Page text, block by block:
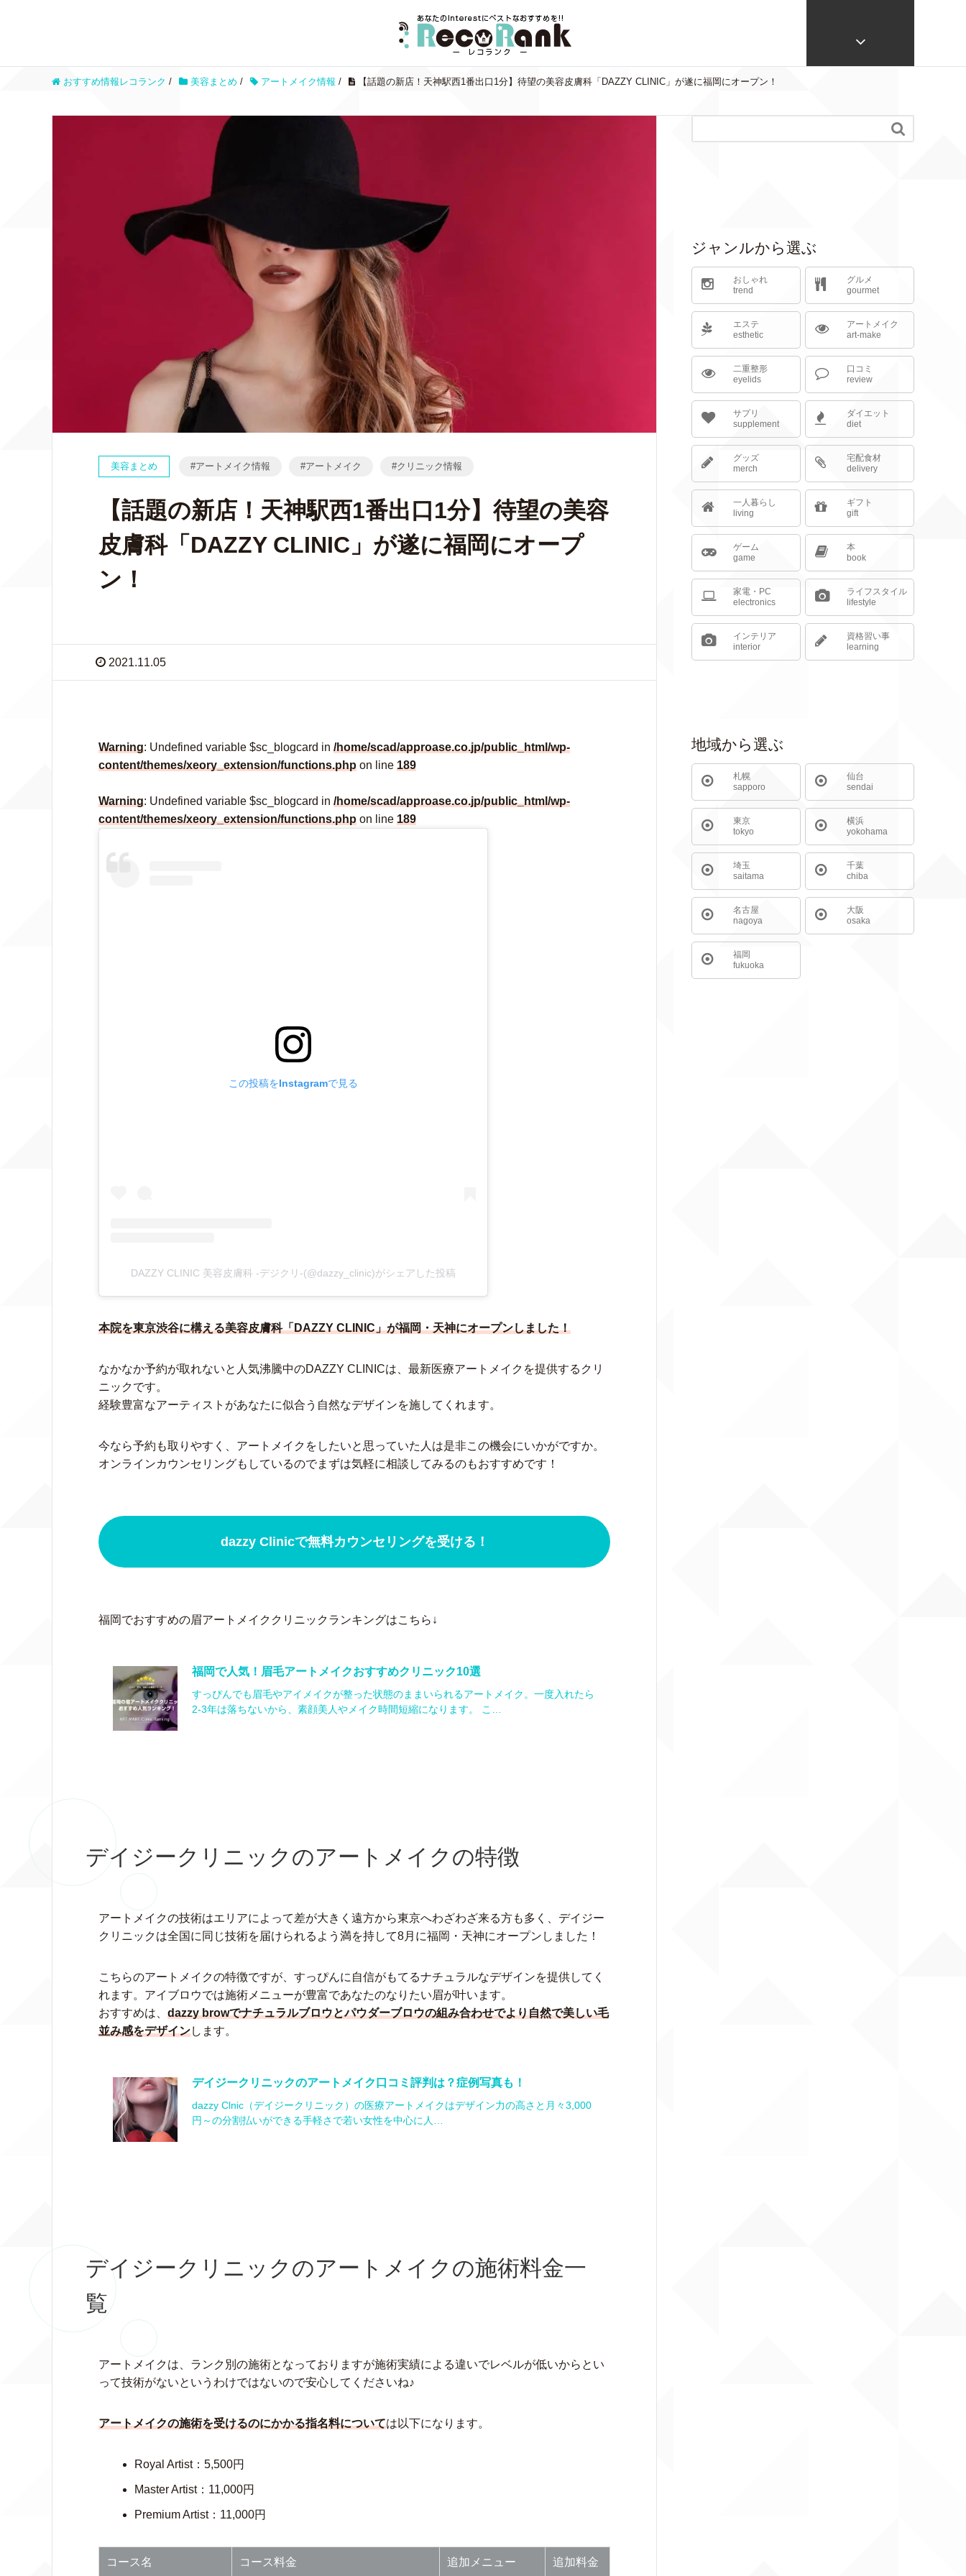
おすすめ情報レコランク / 美容まとめ / アートメイク情報 / 【話題の新店！天神駅西1番出口1分】待望の美容皮膚科「DAZZY CLINIC」が遂に福岡にオープン！
美容まとめ アートメイク情報 アートメイク クリニック情報
【話題の新店！天神駅西1番出口1分】待望の美容
皮膚科「DAZZY CLINIC」が遂に福岡にオープ
ン！
2021.11.05
Warning: Undefined variable $sc_blogcard in /home/scad/approase.co.jp/public_html/wp-
content/themes/xeory_extension/functions.php on line 189
Warning: Undefined variable $sc_blogcard in /home/scad/approase.co.jp/public_html/wp-
content/themes/xeory_extension/functions.php on line 189
この投稿をInstagramで見る
DAZZY CLINIC 美容皮膚科 -デジクリ-(@dazzy_clinic)がシェアした投稿
本院を東京渋谷に構える美容皮膚科「DAZZY CLINIC」が福岡・天神にオープンしました！
なかなか予約が取れないと人気沸騰中のDAZZY CLINICは、最新医療アートメイクを提供するクリ
ニックです。
経験豊富なアーティストがあなたに似合う自然なデザインを施してくれます。
今なら予約も取りやすく、アートメイクをしたいと思っていた人は是非この機会にいかがですか。
オンラインカウンセリングもしているのでまずは気軽に相談してみるのもおすすめです！
dazzy Clinicで無料カウンセリングを受ける！
福岡でおすすめの眉アートメイククリニックランキングはこちら↓
福岡で人気！眉毛アートメイクおすすめクリニック10選
すっぴんでも眉毛やアイメイクが整った状態のままいられるアートメイク。一度入れたら
2-3年は落ちないから、素顔美人やメイク時間短縮になります。 こ…
デイジークリニックのアートメイクの特徴
アートメイクの技術はエリアによって差が大きく遠方から東京へわざわざ来る方も多く、デイジー
クリニックは全国に同じ技術を届けられるよう満を持して8月に福岡・天神にオープンしました！
こちらのアートメイクの特徴ですが、すっぴんに自信がもてるナチュラルなデザインを提供してく
れます。アイブロウでは施術メニューが豊富であなたのなりたい眉が叶います。
おすすめは、 dazzy browでナチュラルブロウとパウダーブロウの組み合わせでより自然で美しい毛
並み感をデザインします。
デイジークリニックのアートメイク口コミ評判は？症例写真も！
dazzy Clnic（デイジークリニック）の医療アートメイクはデザイン力の高さと月々3,000
円～の分割払いができる手軽さで若い女性を中心に人…
デイジークリニックのアートメイクの施術料金一
覧
アートメイクは、ランク別の施術となっておりますが施術実績による違いでレベルが低いからとい
って技術がないというわけではないので安心してくださいね♪
アートメイクの施術を受けるのにかかる指名料については以下になります。
Royal Artist：5,500円
Master Artist：11,000円
Premium Artist：11,000円
コース名 コース料金 追加メニュー 追加料金

ジャンルから選ぶ
おしゃれ
trend
グルメ
gourmet
エステ
esthetic
アートメイク
art-make
二重整形
eyelids
口コミ
review
サプリ
supplement
ダイエット
diet
グッズ
merch
宅配食材
delivery
一人暮らし
living
ギフト
gift
ゲーム
game
本
book
家電・PC
electronics
ライフスタイル
lifestyle
インテリア
interior
資格習い事
learning
地域から選ぶ
札幌
sapporo
仙台
sendai
東京
tokyo
横浜
yokohama
埼玉
saitama
千葉
chiba
名古屋
nagoya
大阪
osaka
福岡
fukuoka